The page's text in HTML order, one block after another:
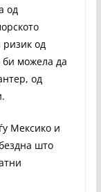
од
ризик од
би можела да
од
Мексико и
што